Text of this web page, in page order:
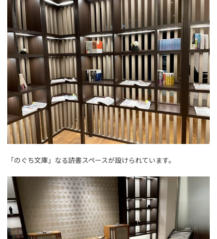
「のぐち文庫」なる読書スペースが設けられています。